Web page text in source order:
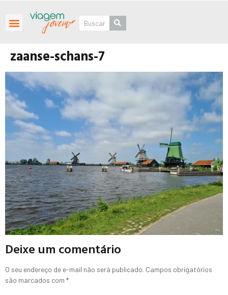
zaanse-schans-7
Deixe um comentário
O seu endereço de e-mail não será publicado. Campos obrigatórios
são marcados com *